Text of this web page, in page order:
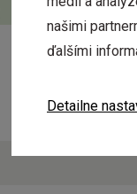
cenu
našimi
ďalšími
Detailne